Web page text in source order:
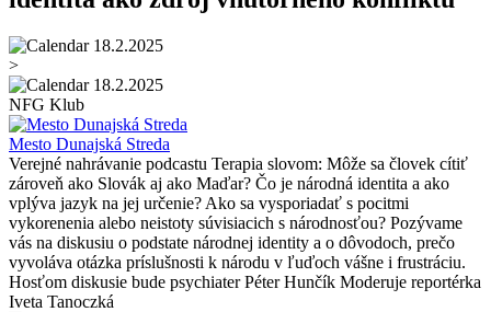
18.2.2025
>
18.2.2025
NFG Klub
Mesto Dunajská Streda
Verejné nahrávanie podcastu Terapia slovom: Môže sa človek cítiť
zároveň ako Slovák aj ako Maďar? Čo je národná identita a ako
vplýva jazyk na jej určenie? Ako sa vysporiadať s pocitmi
vykorenenia alebo neistoty súvisiacich s národnosťou? Pozývame
vás na diskusiu o podstate národnej identity a o dôvodoch, prečo
vyvoláva otázka príslušnosti k národu v ľuďoch vášne i frustráciu.
Hosťom diskusie bude psychiater Péter Hunčík Moderuje reportérka
Iveta Tanoczká